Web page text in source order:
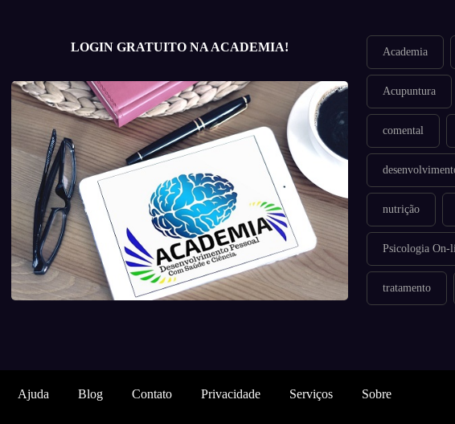
LOGIN GRATUITO NA ACADEMIA! Academia
Acupuntura
comental
nutrição
Psicologia On-
tratamento
Ajuda Blog Contato Privacidade Serviços Sobre